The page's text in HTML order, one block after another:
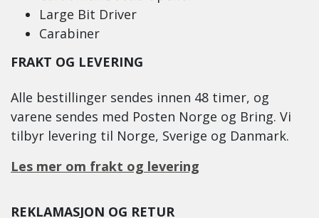
Large Bit Driver
Carabiner
FRAKT OG LEVERING
Alle bestillinger sendes innen 48 timer, og
varene sendes med Posten Norge og Bring. Vi
tilbyr levering til Norge, Sverige og Danmark.
Les mer om frakt og levering
REKLAMASJON OG RETUR